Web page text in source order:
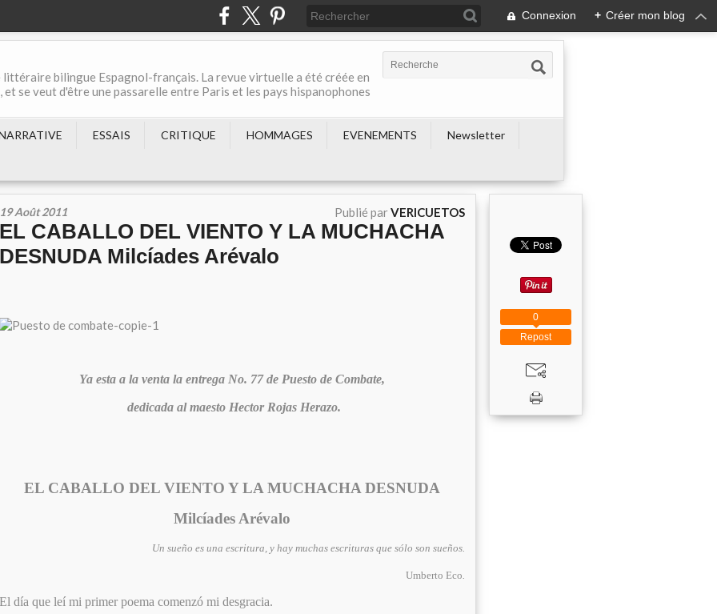
Connexion + Créer mon blog
bilingue Espagnol-français. La revue virtuelle a été créée en
se veut d'être une passarelle entre Paris et les pays hispanophones
ESSAIS CRITIQUE HOMMAGES EVENEMENTS Newsletter
19 Août 2011 Publié parVERICUETOS
EL CABALLO DEL VIENTO Y LA MUCHACHA
DESNUDA Milcíades Arévalo
Ya esta a la venta la entrega No. 77 de Puesto de Combate,
dedicada al maesto Hector Rojas Herazo.
EL CABALLO DEL VIENTO Y LA MUCHACHA DESNUDA
Milcíades Arévalo
Un sueño es una escritura, y hay muchas escrituras que sólo son sueños.
Umberto Eco.
El día que leí mi primer poema comenzó mi desgracia.
Repost
0